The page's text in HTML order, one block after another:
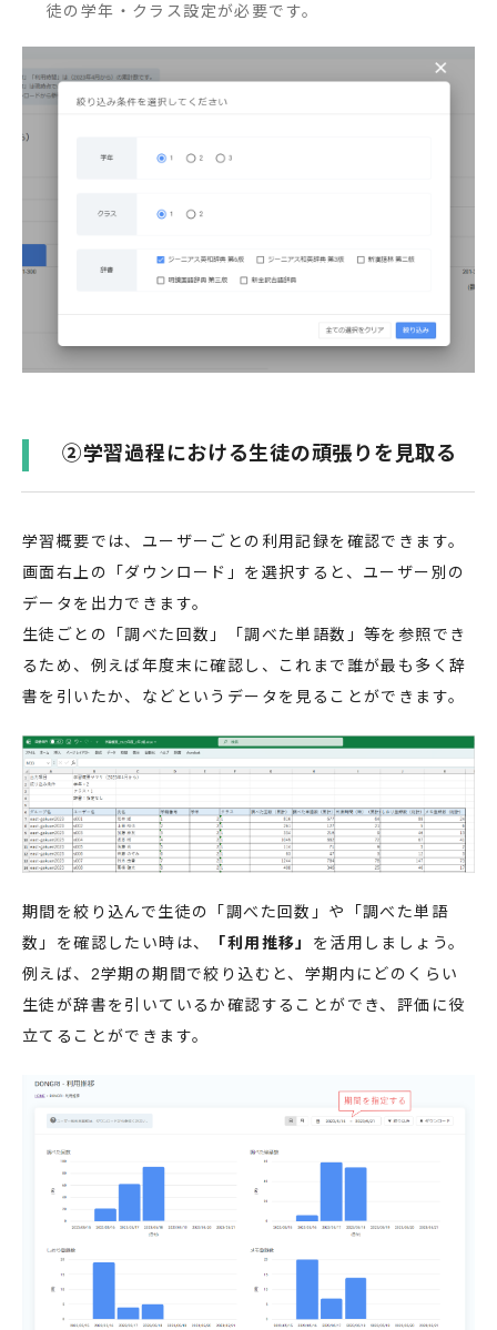
徒の学年・クラス設定が必要です。
②学習過程における生徒の頑張りを見取る
学習概要では、ユーザーごとの利用記録を確認できます。
画面右上の「ダウンロード」を選択すると、ユーザー別の
データを出力できます。
生徒ごとの「調べた回数」「調べた単語数」等を参照でき
るため、例えば年度末に確認し、これまで誰が最も多く辞
書を引いたか、などというデータを見ることができます。
期間を絞り込んで生徒の「調べた回数」や「調べた単語
数」を確認したい時は、
「利用推移」 を活用しましょう。
例えば、2学期の期間で絞り込むと、学期内にどのくらい
生徒が辞書を引いているか確認することができ、評価に役
立てることができます。